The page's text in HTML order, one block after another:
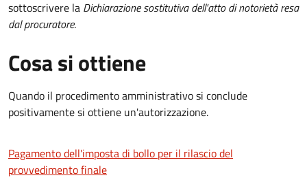
sottoscrivere la Dichiarazione sostitutiva dell'atto di notorietà resa
dal procuratore.
Cosa si ottiene
Quando il procedimento amministrativo si conclude
positivamente si ottiene un'autorizzazione.
Pagamento dell'imposta di bollo per il rilascio del
provvedimento finale